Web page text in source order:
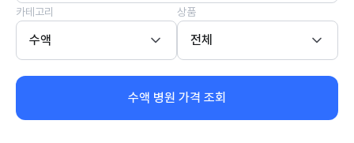
카테고리
수액
상품
전체
수액 병원 가격 조회